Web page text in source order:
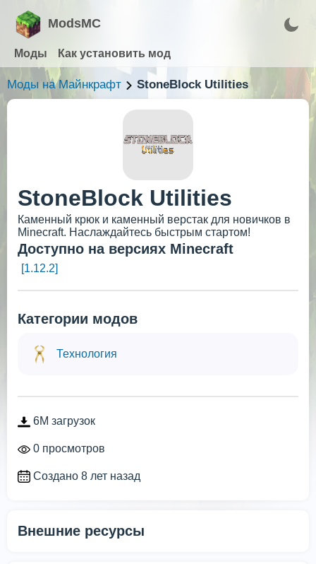
ModsMC
Моды Как установить мод
Моды на Майнкрафт StoneBlock Utilities
StoneBlock Utilities
Каменный крюк и каменный верстак для новичков в
Minecraft. Наслаждайтесь быстрым стартом!
Доступно на версиях Minecraft
[1.12.2]
Категории модов
Технология
6M загрузок
0 просмотров
Создано 8 лет назад
Внешние ресурсы